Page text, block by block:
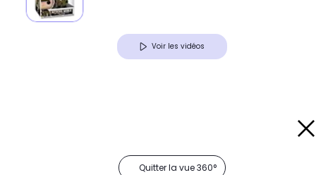
Voir les vidéos
Quitter la vue 360°